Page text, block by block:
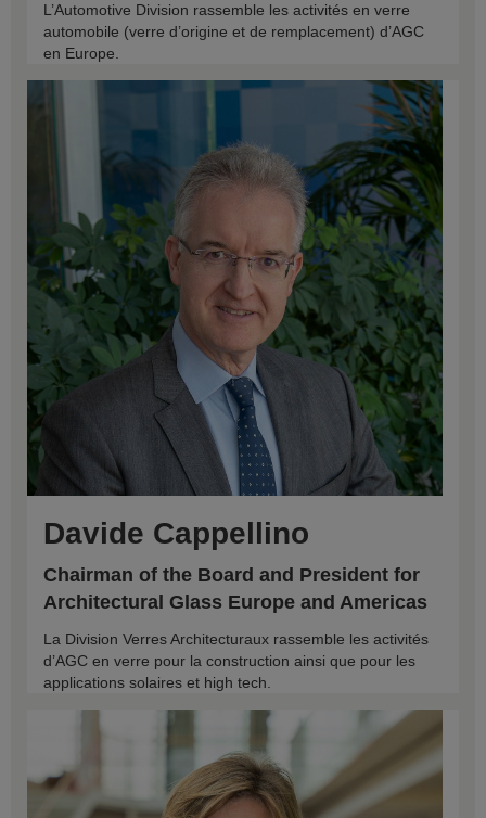
L’Automotive Division rassemble les activités en verre
automobile (verre d’origine et de remplacement) d’AGC
en Europe.
Davide Cappellino
Chairman of the Board and President for
Architectural Glass Europe and Americas
La Division Verres Architecturaux rassemble les activités
d’AGC en verre pour la construction ainsi que pour les
applications solaires et high tech.